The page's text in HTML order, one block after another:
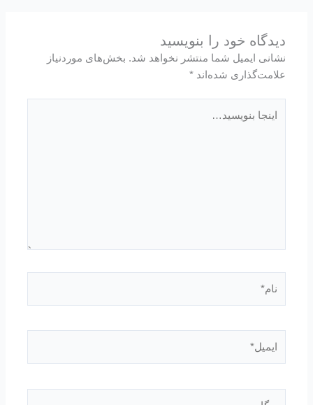
دیدگاه‌ خود را بنویسید
نشانی ایمیل شما منتشر نخواهد شد. بخش‌های موردنیاز
علامت‌گذاری شده‌اند*
بنویسید…